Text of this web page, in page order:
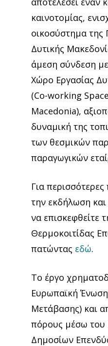
καινοτομίας,
οικοσύστημα της
Δυτικής
άμεση σύνδεση
Χώρο Εργασίας
(Co-working
Macedonia),
δυναμική της
των θεσμικών
παραγωγικών
Για
την εκδήλωση
να επισκεφθείτε
Θερμοκοιτίδας
πατώντας εδώ.
Το έργο
Ευρωπαϊκή Ένωση
Μετάβασης) και
πόρους μέσω
Δημοσίων